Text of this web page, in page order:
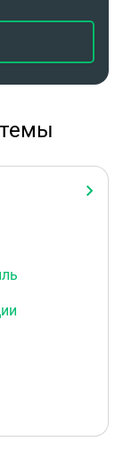
жалобу к
В
ли действия